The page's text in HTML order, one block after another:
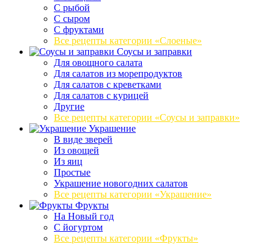
С рыбой
С сыром
С фруктами
Все рецепты категории «Слоеные»
Соусы и заправки
Для овощного салата
Для салатов из морепродуктов
Для салатов с креветками
Для салатов с курицей
Другие
Все рецепты категории «Соусы и заправки»
Украшение
В виде зверей
Из овощей
Из яиц
Простые
Украшение новогодних салатов
Все рецепты категории «Украшение»
Фрукты
На Новый год
С йогуртом
Все рецепты категории «Фрукты»